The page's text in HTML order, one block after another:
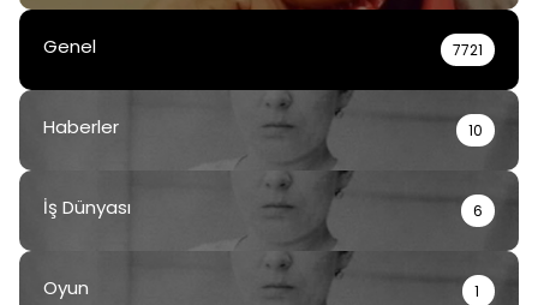
Genel 7721
Haberler 10
İş Dünyası 6
Oyun 1